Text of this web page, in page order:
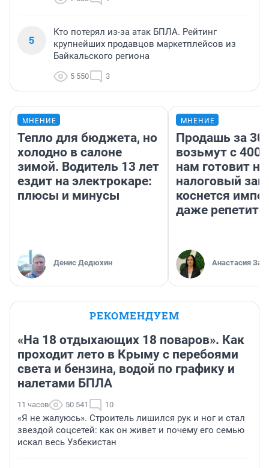
5
Кто потерял из-за атак БПЛА. Рейтинг
крупнейших продавцов маркетплейсов из
Байкальского региона
5 550 3
МНЕНИЕ
Тепло для бюджета, но
холодно в салоне
зимой. Водитель 13 лет
ездит на электрокаре:
плюсы и минусы
Денис Дедюхин
МНЕНИЕ
Продашь за
возьмут с
нам готовит
налоговый
коснется
даже
Анастасия
РЕКОМЕНДУЕМ
«На 18 отдыхающих 18 поваров». Как
проходит лето в Крыму с перебоями
света и бензина, водой по графику и
налетами БПЛА
11 часов 50 541 10
«Я не жалуюсь». Строитель лишился рук и ног и стал
звездой соцсетей: как он живет и почему его семью
искал весь Узбекистан